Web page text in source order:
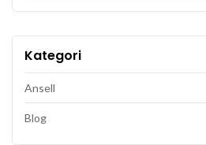
Kategori
Ansell
Blog